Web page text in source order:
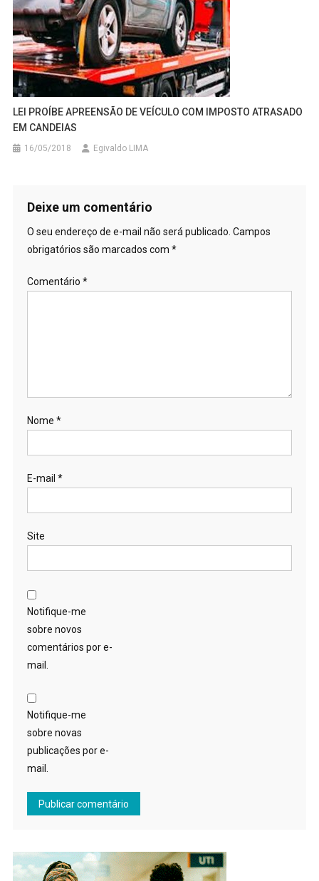
LEI PROÍBE APREENSÃO DE VEÍCULO COM IMPOSTO ATRASADO
EM CANDEIAS
16/05/2018 Egivaldo LIMA
Deixe um comentário
O seu endereço de e-mail não será publicado. Campos
obrigatórios são marcados com *
Comentário *
Nome *
E-mail *
Site
Notifique-me
sobre novos
comentários por e-
mail.
Notifique-me
sobre novas
publicações por e-
mail.